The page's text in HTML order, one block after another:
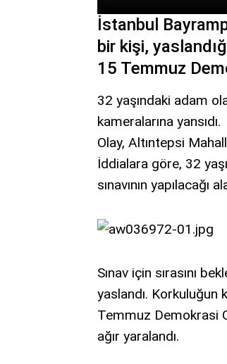
İstanbul
bir kişi,
15 Temmuz
32 yaşındaki adam
kameralarına yansıdı.
Olay, Altıntepsi
İddialara göre, 32
sınavının yapılacağı
Sınav için sırasını
yaslandı. Korkuluğun
Temmuz Demokrasi
ağır yaralandı.